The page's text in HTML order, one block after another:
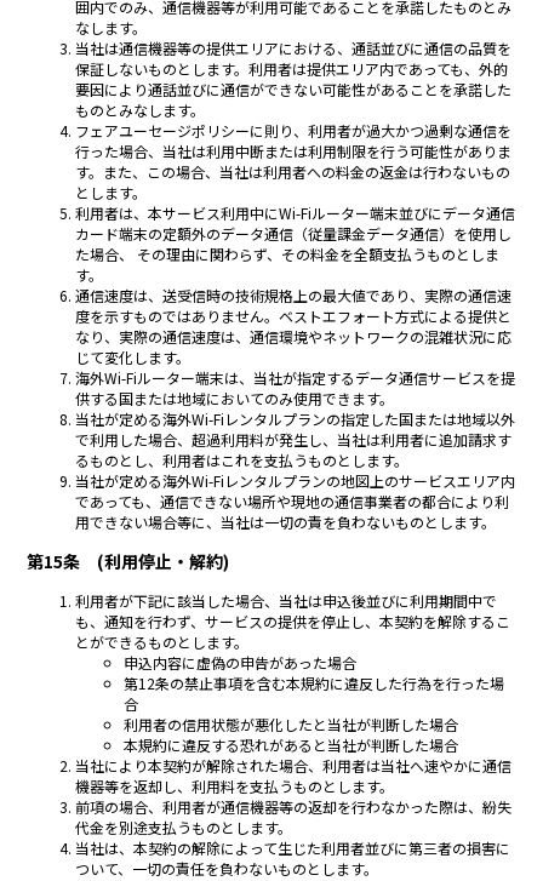
囲内でのみ、通信機器等が利用可能であることを承諾したものとみ
なします。
当社は通信機器等の提供エリアにおける、通話並びに通信の品質を
保証しないものとします。利用者は提供エリア内であっても、外的
要因により通話並びに通信ができない可能性があることを承諾した
ものとみなします。
フェアユーセージポリシーに則り、利用者が過大かつ過剰な通信を
行った場合、当社は利用中断または利用制限を行う可能性がありま
す。また、この場合、当社は利用者への料金の返金は行わないもの
とします。
利用者は、本サービス利用中にWi-Fiルーター端末並びにデータ通信
カード端末の定額外のデータ通信（従量課金データ通信）を使用し
た場合、 その理由に関わらず、その料金を全額支払うものとしま
す。
通信速度は、送受信時の技術規格上の最大値であり、実際の通信速
度を示すものではありません。ベストエフォート方式による提供と
なり、実際の通信速度は、通信環境やネットワークの混雑状況に応
じて変化します。
海外Wi-Fiルーター端末は、当社が指定するデータ通信サービスを提
供する国または地域においてのみ使用できます。
当社が定める海外Wi-Fiレンタルプランの指定した国または地域以外
で利用した場合、超過利用料が発生し、当社は利用者に追加請求す
るものとし、利用者はこれを支払うものとします。
当社が定める海外Wi-Fiレンタルプランの地図上のサービスエリア内
であっても、通信できない場所や現地の通信事業者の都合により利
用できない場合等に、当社は一切の責を負わないものとします。
第15条 (利用停止・解約)
利用者が下記に該当した場合、当社は申込後並びに利用期間中で
も、通知を行わず、サービスの提供を停止し、本契約を解除するこ
とができるものとします。
申込内容に虚偽の申告があった場合
第12条の禁止事項を含む本規約に違反した行為を行った場
合
利用者の信用状態が悪化したと当社が判断した場合
本規約に違反する恐れがあると当社が判断した場合
当社により本契約が解除された場合、利用者は当社へ速やかに通信
機器等を返却し、利用料を支払うものとします。
前項の場合、利用者が通信機器等の返却を行わなかった際は、紛失
代金を別途支払うものとします。
当社は、本契約の解除によって生じた利用者並びに第三者の損害に
ついて、一切の責任を負わないものとします。